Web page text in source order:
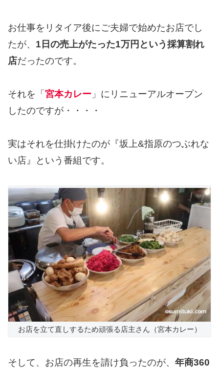
お仕事をリタイア後にご夫婦で始めたお店でし
たが、 1日の売上がたった1万円という採算割れ
店だったのです。
それを「宮本カレー 」にリニューアルオープン
したのですが・・・・
実はそれを仕掛けたのが『坂上&指原のつぶれな
い店』という番組です。
お店を立て直しするため頑張る店主さん（宮本カレー）
そして、お店の再生を請け負ったのが、 年商360